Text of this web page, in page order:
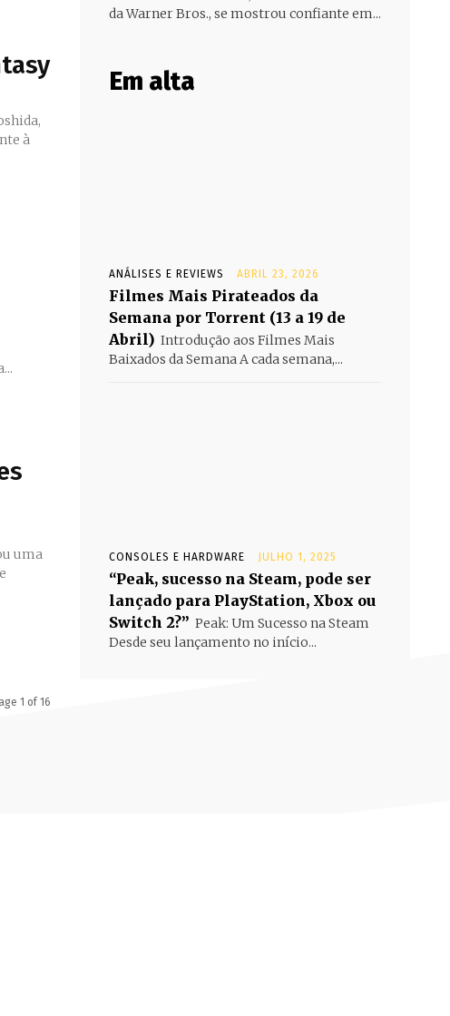
à
1 of 16
da Warner Bros., se mostrou confiante em...
Em alta
ANÁLISES E REVIEWS ABRIL 23, 2026
Filmes Mais Pirateados da
Semana por Torrent (13 a 19 de
Abril) Introdução aos Filmes Mais
Baixados da Semana A cada semana,...
CONSOLES E HARDWARE JULHO 1, 2025
“Peak, sucesso na Steam, pode ser
lançado para PlayStation, Xbox ou
Switch 2?” Peak: Um Sucesso na Steam
Desde seu lançamento no início...